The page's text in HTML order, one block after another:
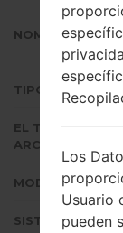
NOMBRE DE
TIPO DE
EL TAMAÑO DEL
ARCHIVO
MODELO
SISTEMA
Los
Usuario
pueden